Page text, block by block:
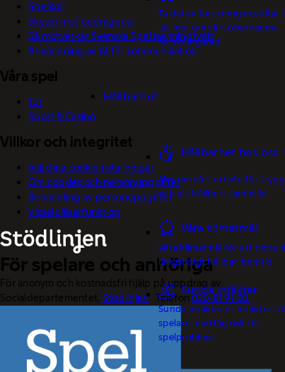
Ta del av forskningsresultat
läs mer om vårt oberoende
forskningsråd.
Hållbarhet
Hållbarhet hos oss
Mer om vårt arbete för
och ett hållbart samhälle.
Våra klimatmål
Våra klimatmål för att bidra
långsiktigt hållbar framtid.
Sunda intäkter
Sunda intäkter är intäkter
spelare med låg risk för
spelproblem.
Spelkoll
Skydd mot bedrägerier
Så motverkar Svenska Spel penningtvätt
Användning av AI för kommunikation
Våra spel
Tur
Sport & Casino
Villkor och integritet
Välj dina cookieinställningar
Om cookies och personuppgifter
Behandling av personuppgifter
Visselblåsarfunktion
För spelare och anhöriga
För anonym och kostnadsfri hjälp på uppdrag av
Socialdepartementet. Stödlinjen. Telefon020-81 91 00.